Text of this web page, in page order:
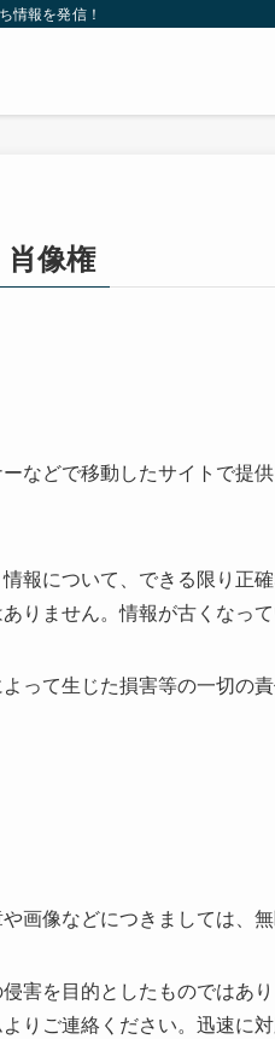
情報を発信！
肖像権
などで移動したサイトで提
報について、できる限り正
りません。情報が古くなって
って生じた損害等の一切の
画像などにつきましては、
害を目的としたものではあ
りご連絡ください。迅速に対